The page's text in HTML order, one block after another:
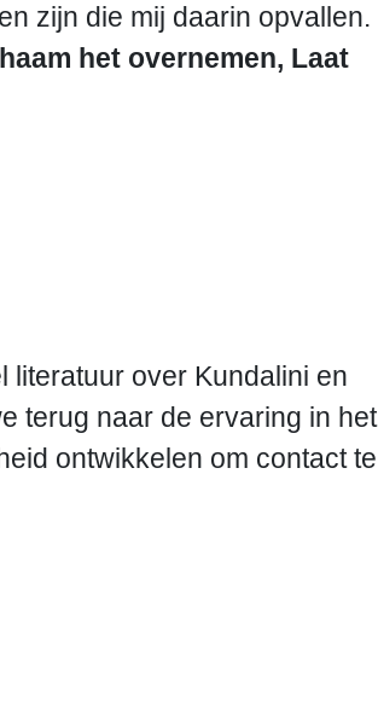
zijn die mij daarin opvallen.
het overnemen, Laat
literatuur over Kundalini en
terug naar de ervaring in het
ontwikkelen om contact te